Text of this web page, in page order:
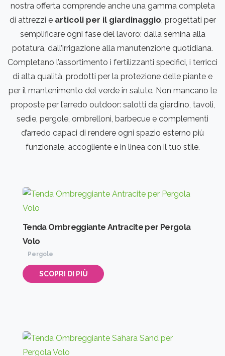
nostra offerta comprende anche una gamma completa
di attrezzi e articoli per il giardinaggio , progettati per
semplificare ogni fase del lavoro: dalla semina alla
potatura, dall’irrigazione alla manutenzione quotidiana.
Completano l’assortimento i fertilizzanti specifici, i terricci
di alta qualità, prodotti per la protezione delle piante e
per il mantenimento del verde in salute. Non mancano le
proposte per l’arredo outdoor: salotti da giardino, tavoli,
sedie, pergole, ombrelloni, barbecue e complementi
d’arredo capaci di rendere ogni spazio esterno più
funzionale, accogliente e in linea con il tuo stile.
Tenda Ombreggiante Antracite per Pergola
Volo
Pergole
SCOPRI DI PIÙ